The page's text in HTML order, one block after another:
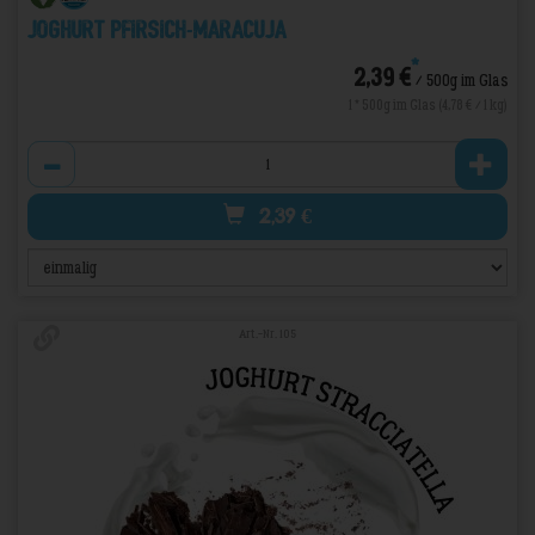
Joghurt Pfirsich-Maracuja
2,39 €*/ 500g im Glas
2,39 €